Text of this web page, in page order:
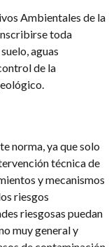
Ambientales de la
toda
aguas
de la
norma, ya que solo
técnica de
y mecanismos
riesgos
riesgosas puedan
muy general y